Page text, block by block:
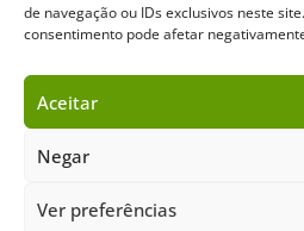
de navegação ou IDs exclusivos neste
consentimento pode afetar
Aceitar
Negar
Ver preferências
reservados. Este portal é
Política de Privacidade|